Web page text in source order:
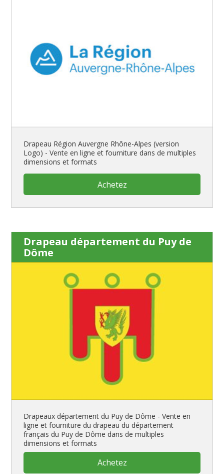
Drapeau Région Auvergne Rhône-Alpes (version
Logo) - Vente en ligne et fourniture dans de multiples
dimensions et formats
Achetez
Drapeau département du Puy de
Dôme
Drapeaux département du Puy de Dôme - Vente en
ligne et fourniture du drapeau du département
français du Puy de Dôme dans de multiples
dimensions et formats
Achetez